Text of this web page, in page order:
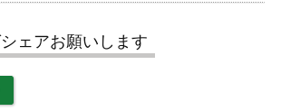
ェアお願いします